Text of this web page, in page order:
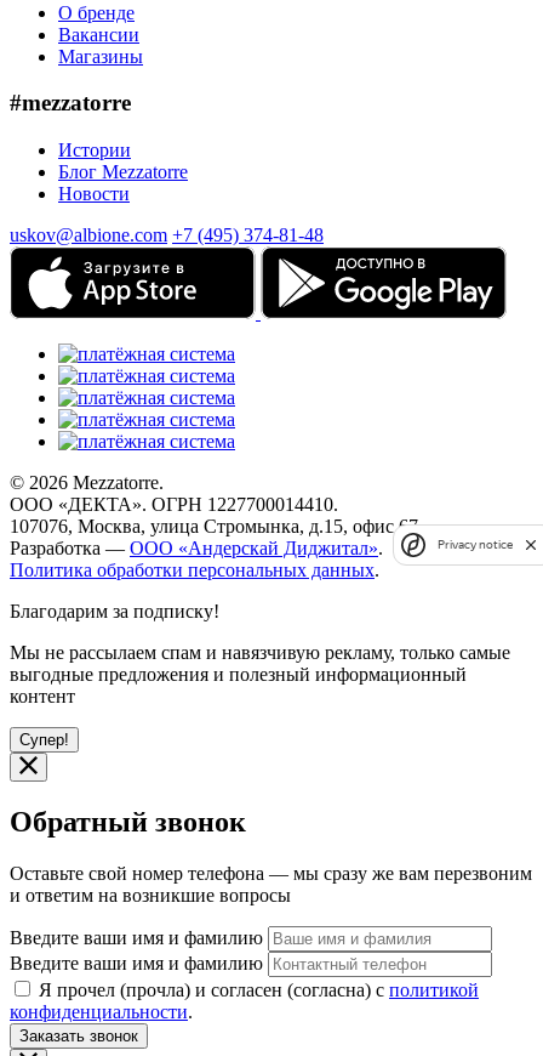
О бренде
Вакансии
Магазины
#mezzatorre
Истории
Блог Mezzatorre
Новости
uskov@albione.com +7 (495) 374-81-48
© 2026 Mezzatorre.
ООО «ДЕКТА». ОГРН 1227700014410.
107076, Москва, улица Стромынка, д.15, офис 67.
Разработка — ООО «Андерскай Диджитал».
Политика обработки персональных данных.
Благодарим за подписку!
Мы не рассылаем спам и навязчивую рекламу, только самые
выгодные предложения и полезный информационный
контент
Супер!
Обратный звонок
Оставьте свой номер телефона — мы сразу же вам перезвоним
и ответим на возникшие вопросы
Введите ваши имя и фамилию
Введите ваши имя и фамилию
Я прочел (прочла) и согласен (согласна) с политикой
конфиденциальности.
Заказать звонок
Privacy notice